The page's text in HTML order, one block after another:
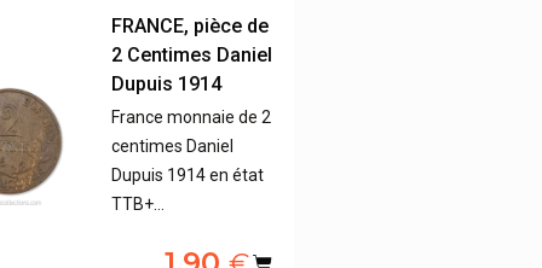
FRANCE, pièce de
2 Centimes Daniel
Dupuis 1914
France monnaie de 2
centimes Daniel
Dupuis 1914 en état
TTB+…